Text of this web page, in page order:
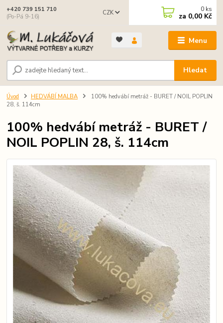
Menu
CZK
Hledat
+420 739 151 710
(Po-Pá 9-16)
0 ks
za 0,00 Kč
Úvod HEDVÁBÍ MALBA
100% hedvábí metráž - BURET / NOIL POPLIN
28, š. 114cm
100% hedvábí metráž - BURET /
NOIL POPLIN 28, š. 114cm